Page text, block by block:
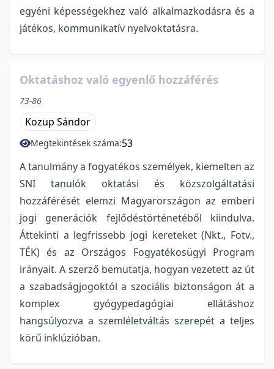
egyéni képességekhez való alkalmazkodásra és a
játékos, kommunikatív nyelvoktatásra.
Oktatáshoz való egyenlő hozzáférés
73-86
Kozup Sándor
Megtekintések száma:53
A tanulmány a fogyatékos személyek, kiemelten az
SNI tanulók oktatási és közszolgáltatási
hozzáférését elemzi Magyarországon az emberi
jogi generációk fejlődéstörténetéből kiindulva.
Áttekinti a legfrissebb jogi kereteket (Nkt., Fotv.,
TÉK) és az Országos Fogyatékosügyi Program
irányait. A szerző bemutatja, hogyan vezetett az út
a szabadságjogoktól a szociális biztonságon át a
komplex gyógypedagógiai ellátáshoz
hangsúlyozva a szemléletváltás szerepét a teljes
körű inklúzióban.